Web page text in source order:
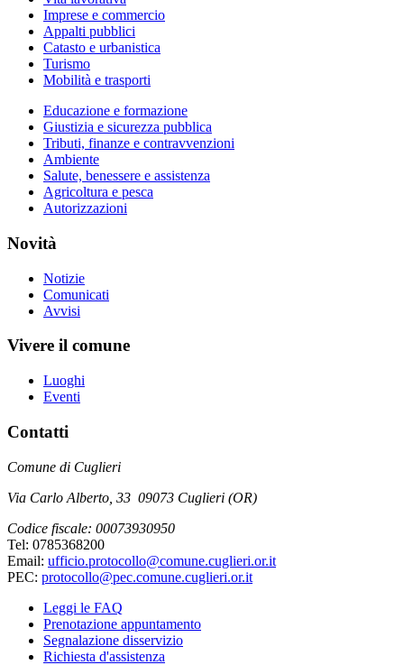
Imprese e commercio
Appalti pubblici
Catasto e urbanistica
Turismo
Mobilità e trasporti
Educazione e formazione
Giustizia e sicurezza pubblica
Tributi, finanze e contravvenzioni
Ambiente
Salute, benessere e assistenza
Agricoltura e pesca
Autorizzazioni
Novità
Notizie
Comunicati
Avvisi
Vivere il comune
Luoghi
Eventi
Contatti
Comune di Cuglieri
Via Carlo Alberto, 33 09073 Cuglieri (OR)
Codice fiscale: 00073930950
Tel: 0785368200
Email: ufficio.protocollo@comune.cuglieri.or.it
PEC: protocollo@pec.comune.cuglieri.or.it
Leggi le FAQ
Prenotazione appuntamento
Segnalazione disservizio
Richiesta d'assistenza